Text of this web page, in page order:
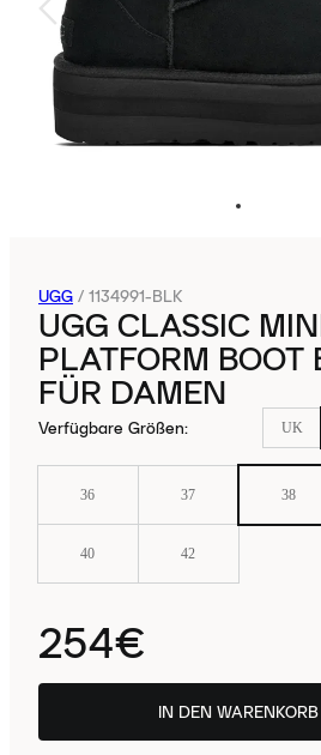
UGG / 1134991-BLK
UGG CLASSIC
PLATFORM BOOT
FÜR DAMEN
Verfügbare Größen: UK
36 37 38
40 42
254€
IN DEN WARENKORB